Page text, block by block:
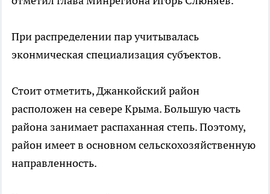
При распределении пар учитывалась
эконмическая специализация субъектов.
Стоит отметить, Джанкойский район
расположен на севере Крыма. Большую часть
района занимает распаханная степь. Поэтому,
район имеет в основном сельскохозяйственную
направленность.